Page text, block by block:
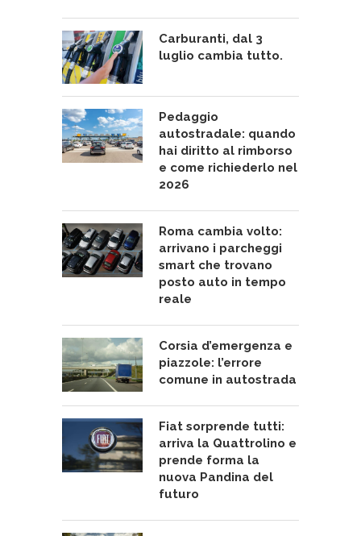
Carburanti, dal 3
luglio cambia tutto.
Pedaggio
autostradale: quando
hai diritto al rimborso
e come richiederlo nel
2026
Roma cambia volto:
arrivano i parcheggi
smart che trovano
posto auto in tempo
reale
Corsia d’emergenza e
piazzole: l’errore
comune in autostrada
Fiat sorprende tutti:
arriva la Quattrolino e
prende forma la
nuova Pandina del
futuro